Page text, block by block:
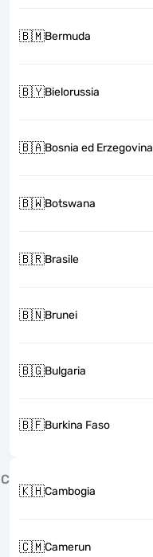
🇧🇲Bermuda
🇧🇾Bielorussia
🇧🇦Bosnia ed Erzegovina
🇧🇼Botswana
🇧🇷Brasile
🇧🇳Brunei
🇧🇬Bulgaria
🇧🇫Burkina Faso
C
🇰🇭Cambogia
🇨🇲Camerun